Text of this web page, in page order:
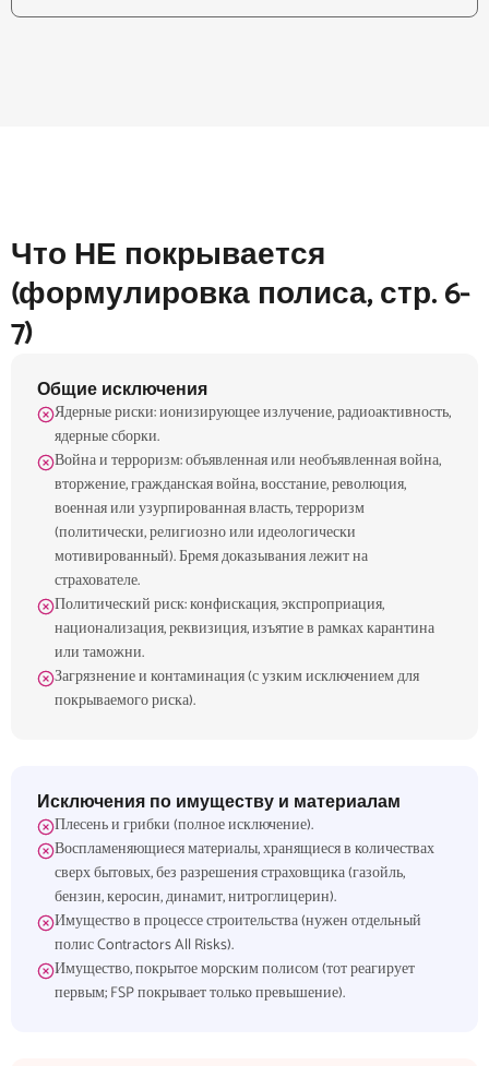
Что НЕ покрывается
(формулировка полиса, стр. 6-
7)
Общие исключения
Ядерные риски: ионизирующее излучение, радиоактивность,
ядерные сборки.
Война и терроризм: объявленная или необъявленная война,
вторжение, гражданская война, восстание, революция,
военная или узурпированная власть, терроризм
(политически, религиозно или идеологически
мотивированный). Бремя доказывания лежит на
страхователе.
Политический риск: конфискация, экспроприация,
национализация, реквизиция, изъятие в рамках карантина
или таможни.
Загрязнение и контаминация (с узким исключением для
покрываемого риска).
Исключения по имуществу и материалам
Плесень и грибки (полное исключение).
Воспламеняющиеся материалы, хранящиеся в количествах
сверх бытовых, без разрешения страховщика (газойль,
бензин, керосин, динамит, нитроглицерин).
Имущество в процессе строительства (нужен отдельный
полис Contractors All Risks).
Имущество, покрытое морским полисом (тот реагирует
первым; FSP покрывает только превышение).